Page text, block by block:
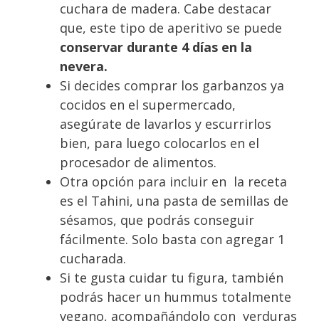
cuchara de madera. Cabe destacar
que, este tipo de aperitivo se puede
conservar durante 4 días en la
nevera.
Si decides comprar los garbanzos ya
cocidos en el supermercado,
asegúrate de lavarlos y escurrirlos
bien, para luego colocarlos en el
procesador de alimentos.
Otra opción para incluir en la receta
es el Tahini, una pasta de semillas de
sésamos, que podrás conseguir
fácilmente. Solo basta con agregar 1
cucharada.
Si te gusta cuidar tu figura, también
podrás hacer un hummus totalmente
vegano, acompañándolo con verduras